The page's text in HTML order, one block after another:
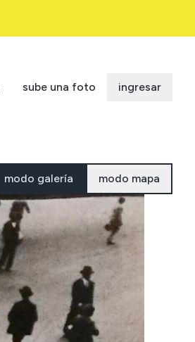
sube una foto ingresar
modo galería modo mapa